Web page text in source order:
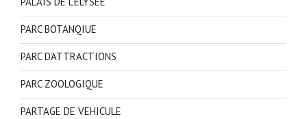
PARC BOTANQIUE
PARC D'ATTRACTIONS
PARC ZOOLOGIQUE
PARTAGE DE VEHICULE